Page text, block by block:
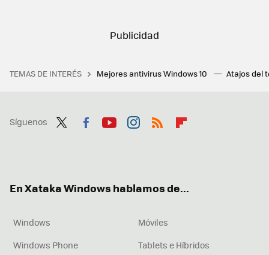
TEMAS DE INTERÉS Mejores antivirus Windows 10 Atajos del
Síguenos
En Xataka Windows hablamos de...
Windows
Móviles
Windows Phone
Tablets e Híbridos